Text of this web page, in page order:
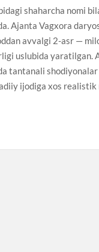
shaharcha nomi
Ajanta Vagxora
avvalgi 2-asr —
uslubida
tantanali
ijodiga xos realistik